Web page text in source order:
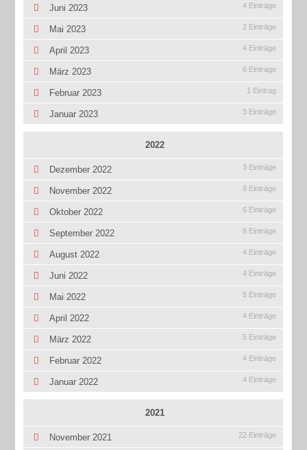
Juni 2023 4 Einträge
Mai 2023 2 Einträge
April 2023 4 Einträge
März 2023 6 Einträge
Februar 2023 1 Eintrag
Januar 2023 3 Einträge
2022
Dezember 2022 3 Einträge
November 2022 9 Einträge
Oktober 2022 6 Einträge
September 2022 8 Einträge
August 2022 4 Einträge
Juni 2022 4 Einträge
Mai 2022 5 Einträge
April 2022 4 Einträge
März 2022 5 Einträge
Februar 2022 4 Einträge
Januar 2022 4 Einträge
2021
November 2021 22 Einträge